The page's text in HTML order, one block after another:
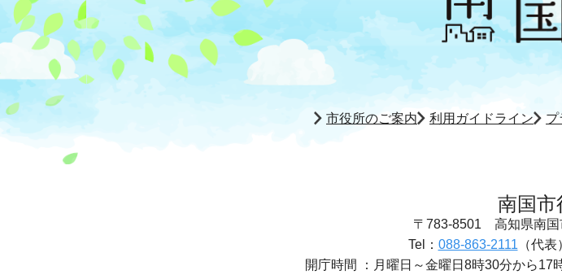
市役所のご案内 利用ガイドライン プ
南国市
〒783-8501 高知県南
Tel： 088-863-2111 （代表）
開庁時間 ： 月曜日～金曜日8時30分から17